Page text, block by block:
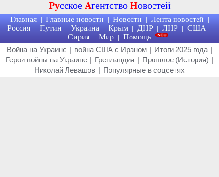
Русское Агентство Новостей
Главная | Главные новости | Новости | Лента новостей |
Россия | Путин | Украина | Крым | ДНР | ЛНР | США |
Сирия | Мир | Помощь
Война на Украине | война США с Ираном | Итоги 2025 года |
Герои войны на Украине | Гренландия | Прошлое (История) |
Николай Левашов | Популярные в соцсетях